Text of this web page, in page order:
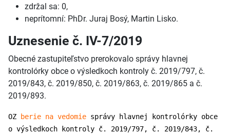
zdržal sa: 0,
neprítomní: PhDr. Juraj Bosý, Martin Lisko.
Uznesenie č. IV-7/2019
Obecné zastupiteľstvo prerokovalo správy hlavnej
kontrolórky obce o výsledkoch kontroly č. 2019/797, č.
2019/843, č. 2019/850, č. 2019/863, č. 2019/865 a č.
2019/893.
OZ berie na vedomie správy hlavnej kontrolórky obce
o výsledkoch kontroly č. 2019/797, č. 2019/843, č.